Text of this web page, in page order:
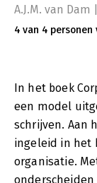
A.J.M. van Dam
4 van 4
In het boek
een model
schrijven. Aan
ingeleid in het
organisatie.